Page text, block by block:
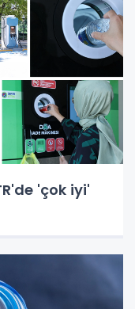
'çok iyi'